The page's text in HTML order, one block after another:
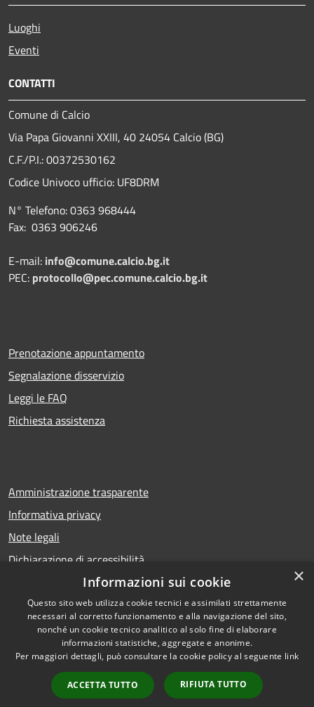
Luoghi
Eventi
CONTATTI
Comune di Calcio
Via Papa Giovanni XXIII, 40 24054 Calcio (BG)
C.F./P.I.: 00372530162
Codice Univoco ufficio: UF8DRM
N° Telefono: 0363 968444
Fax: 0363 906246
E-mail: info@comune.calcio.bg.it
PEC: protocollo@pec.comune.calcio.bg.it
Prenotazione appuntamento
Segnalazione disservizio
Leggi le FAQ
Richiesta assistenza
Amministrazione trasparente
Informativa privacy
Note legali
Dichiarazione di accessibilità
RSS
Accessibilità
Privacy
Mappa del sito
Copyright © 2026 • Comune di
Calcio • Powered by
Municipium•Accesso
redazione
×
Informazioni sui cookie
Questo sito web utilizza cookie tecnici e assimilati strettamente
necessari al corretto funzionamento e alla navigazione del sito,
nonché un cookie tecnico analitico al solo fine di elaborare
informazioni statistiche, aggregate e anonime.
Per maggiori dettagli, può consultare la cookie policy al seguente link
ACCETTA TUTTO RIFIUTA TUTTO